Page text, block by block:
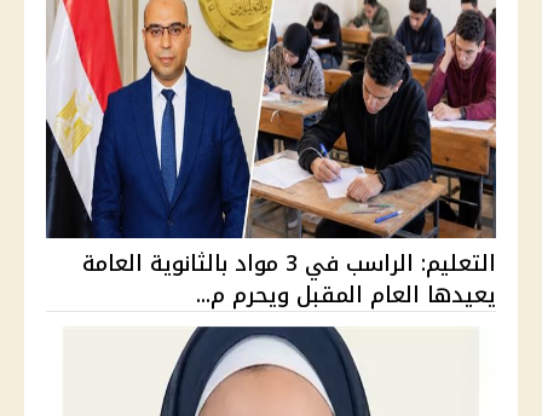
التعليم: الراسب في 3 مواد بالثانوية العامة
يعيدها العام المقبل ويحرم م...